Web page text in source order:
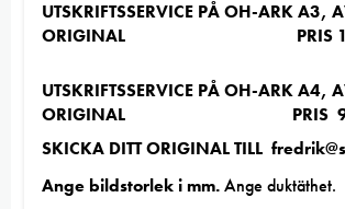
UTSKRIFTSSERVICE PÅ OH-ARK A3,
ORIGINAL PRIS
UTSKRIFTSSERVICE PÅ OH-ARK A4,
ORIGINAL PRIS 95
SKICKA DITT ORIGINAL TILL
Ange bildstorlek i mm.Ange duktäthet.